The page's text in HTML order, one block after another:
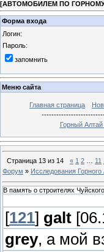
[АВТОМОБИЛЕМ ПО
Форма входа
Логин:
Пароль:
запомнить
Меню сайта
Главная страница
Горный
Страница 13 из 14 « 1 2 11
Форум » Исследования Горного
В память о строителях
[121] galt
grey, а мой